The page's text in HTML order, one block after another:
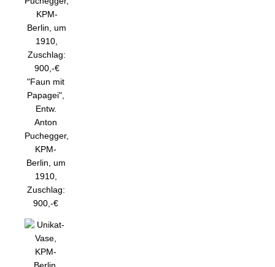
"Faun mit
Papagei",
Entw.
Anton
Puchegger,
KPM-
Berlin, um
1910,
Zuschlag:
900,-€